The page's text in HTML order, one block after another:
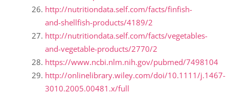
http://nutritiondata.self.com/facts/finfish-
and-shellfish-products/4189/2
http://nutritiondata.self.com/facts/vegetables-
and-vegetable-products/2770/2
https://www.ncbi.nlm.nih.gov/pubmed/7498104
http://onlinelibrary.wiley.com/doi/10.1111/j.1467-
3010.2005.00481.x/full